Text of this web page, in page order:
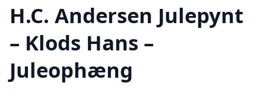
H.C. Andersen Julepynt
– Klods Hans –
Juleophæng